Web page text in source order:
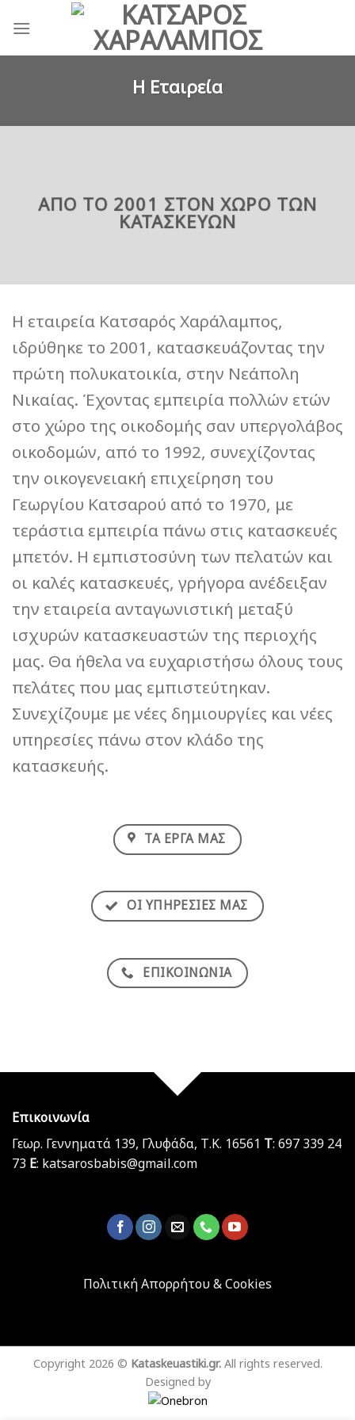
Η Εταιρεία
ΑΠΟ ΤΟ 2001 ΣΤΟΝ ΧΏΡΟ ΤΩΝ
ΚΑΤΑΣΚΕΥΩΝ
Η εταιρεία Κατσαρός Χαράλαμπος,
ιδρύθηκε το 2001, κατασκευάζοντας την
πρώτη πολυκατοικία, στην Νεάπολη
Νικαίας. Έχοντας εμπειρία πολλών ετών
στο χώρο της οικοδομής σαν υπεργολάβος
οικοδομών, από το 1992, συνεχίζοντας
την οικογενειακή επιχείρηση του
Γεωργίου Κατσαρού από το 1970, με
τεράστια εμπειρία πάνω στις κατασκευές
μπετόν. Η εμπιστοσύνη των πελατών και
οι καλές κατασκευές, γρήγορα ανέδειξαν
την εταιρεία ανταγωνιστική μεταξύ
ισχυρών κατασκευαστών της περιοχής
μας. Θα ήθελα να ευχαριστήσω όλους τους
πελάτες που μας εμπιστεύτηκαν.
Συνεχίζουμε με νέες δημιουργίες και νέες
υπηρεσίες πάνω στον κλάδο της
κατασκευής.
ΤΑ ΕΡΓΑ ΜΑΣ
ΟΙ ΥΠΗΡΕΣΙΕΣ ΜΑΣ
ΕΠΙΚΟΙΝΩΝΙΑ
Επικοινωνία
Γεωρ. Γεννηματά 139, Γλυφάδα, Τ.Κ. 16561 T: 697 339 24
73 E: katsarosbabis@gmail.com
Πολιτική Απορρήτου & Cookies
Copyright 2026 © Kataskeuastiki.gr.All rights reserved.
Designed by